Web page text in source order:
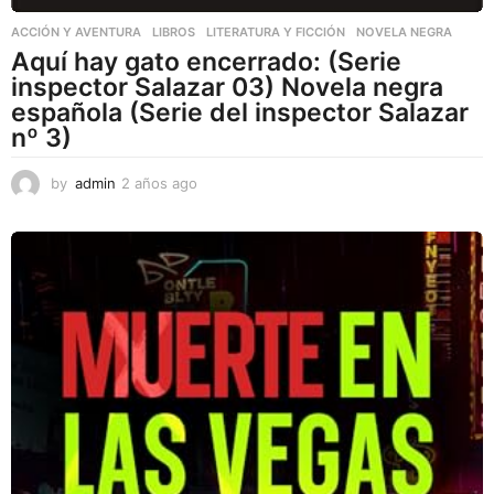
ACCIÓN Y AVENTURA ,LIBROS ,LITERATURA Y FICCIÓN NOVELA NEGRA
Aquí hay gato encerrado: (Serie
inspector Salazar 03) Novela negra
española (Serie del inspector Salazar
nº 3)
by admin 2 años ago
s
a
g
o